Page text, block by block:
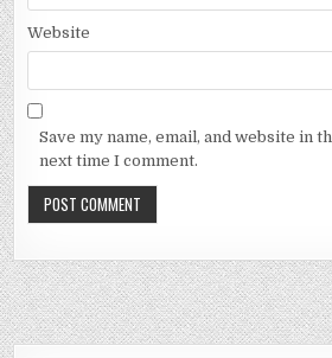
Website
Save my name, email, and website in
next time I comment.